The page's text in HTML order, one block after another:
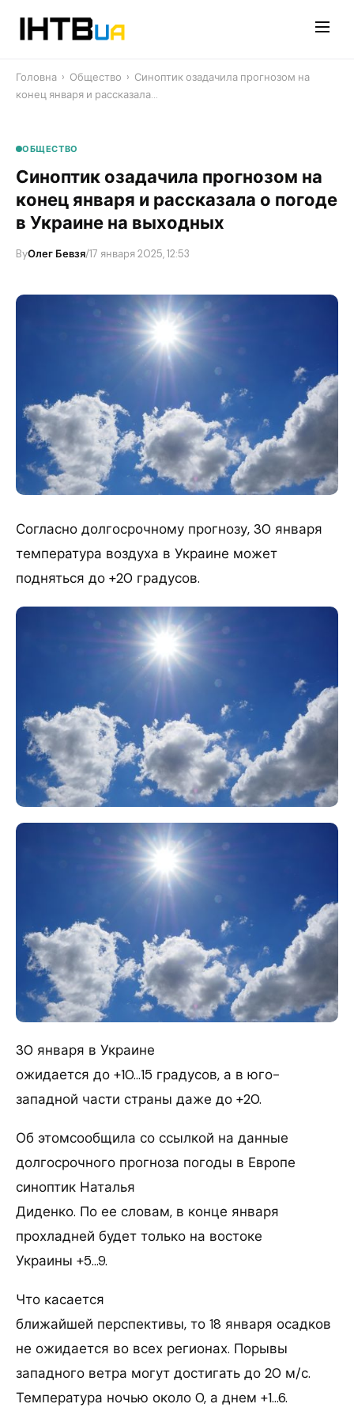
Головна › Общество › Синоптик озадачила прогнозом на
конец января и рассказала…
ОБЩЕСТВО
Синоптик озадачила прогнозом на
конец января и рассказала о погоде
в Украине на выходных
ByОлег Бевзя/17 января 2025, 12:53
Согласно долгосрочному прогнозу, 30 января
температура воздуха в Украине может
подняться до +20 градусов.
30 января в Украине
ожидается до +10…15 градусов, а в юго-
западной части страны даже до +20.
Об этомсообщила со ссылкой на данные
долгосрочного прогноза погоды в Европе
синоптик Наталья
Диденко. По ее словам, в конце января
прохладней будет только на востоке
Украины +5…9.
Что касается
ближайшей перспективы, то 18 января осадков
не ожидается во всех регионах. Порывы
западного ветра могут достигать до 20 м/с.
Температура ночью около 0, а днем +1…6.